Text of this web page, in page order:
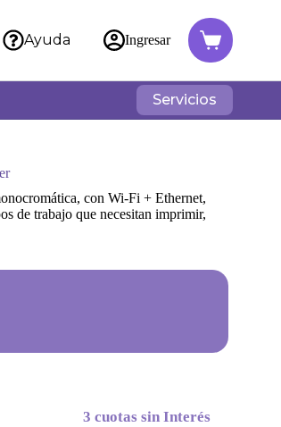
Ayuda Ingresar
Servicios
con Wi-Fi + Ethernet,
de trabajo que necesitan imprimir,
3 cuotas sin Interés